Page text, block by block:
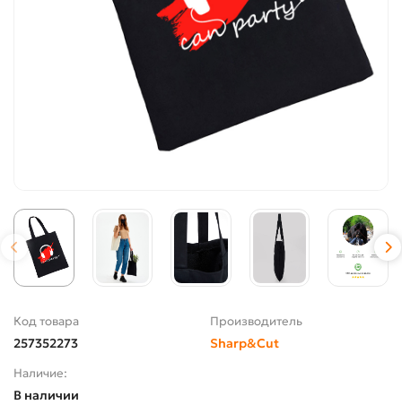
Код товара
257352273
Производитель
Sharp&Cut
Наличие:
В наличии